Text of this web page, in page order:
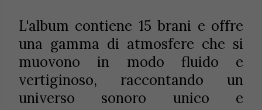
L'album contiene 15 brani e offre
una gamma di atmosfere che si
muovono in modo fluido e
vertiginoso, raccontando un
universo sonoro unico e